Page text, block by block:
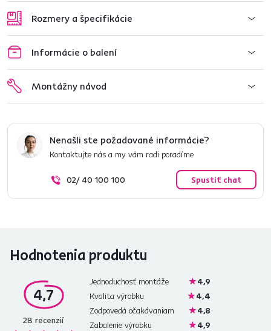
Rozmery a špecifikácie
Informácie o balení
Montážny návod
Nenašli ste požadované informácie?
Kontaktujte nás a my vám radi poradíme
02/ 40 100 100 Spustiť chat
Hodnotenia produktu
4,7
28 recenzií
Jednoduchosť montáže
4,9
Kvalita výrobku
4,4
Zodpovedá očakávaniam
4,8
Zabalenie výrobku
4,9